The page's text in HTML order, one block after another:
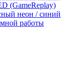
(GameReplay)
неон / синий
работы